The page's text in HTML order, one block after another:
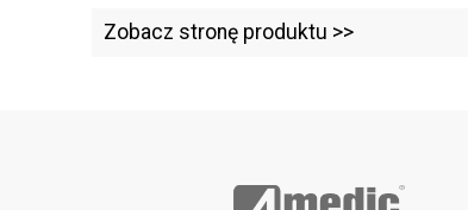
Zobacz stronę produktu >>